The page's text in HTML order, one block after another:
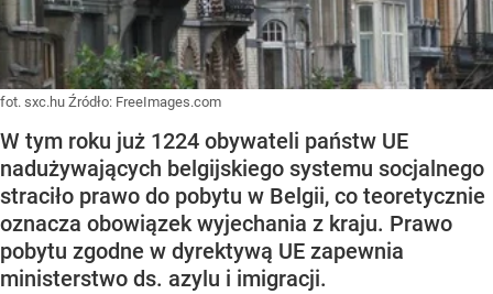
fot. sxc.hu Źródło: FreeImages.com
W tym roku już 1224 obywateli państw UE
nadużywających belgijskiego systemu socjalnego
straciło prawo do pobytu w Belgii, co teoretycznie
oznacza obowiązek wyjechania z kraju. Prawo
pobytu zgodne w dyrektywą UE zapewnia
ministerstwo ds. azylu i imigracji.